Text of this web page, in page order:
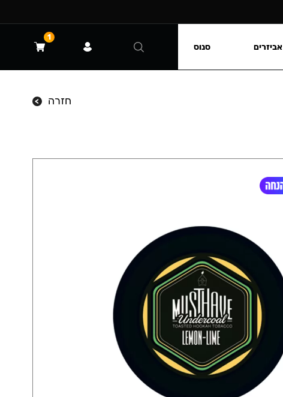
חזרה
אביזרים סנוס
1